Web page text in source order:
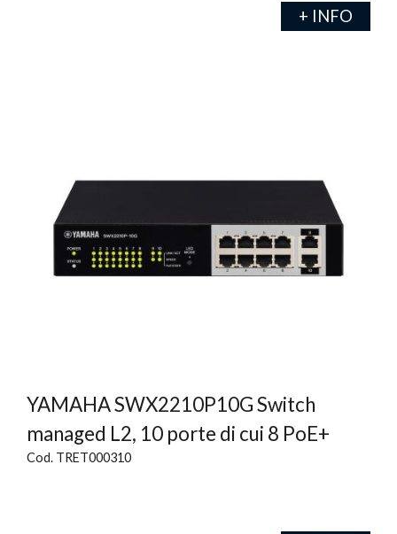
+ INFO
YAMAHA SWX2210P10G Switch
managed L2, 10 porte di cui 8 PoE+
Cod. TRET000310